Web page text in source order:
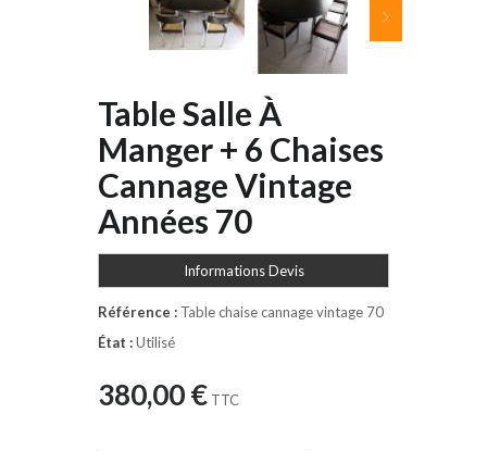
Table Salle À
Manger + 6 Chaises
Cannage Vintage
Années 70
Informations Devis
Référence : Table chaise cannage vintage 70
État :Utilisé
380,00 € TTC